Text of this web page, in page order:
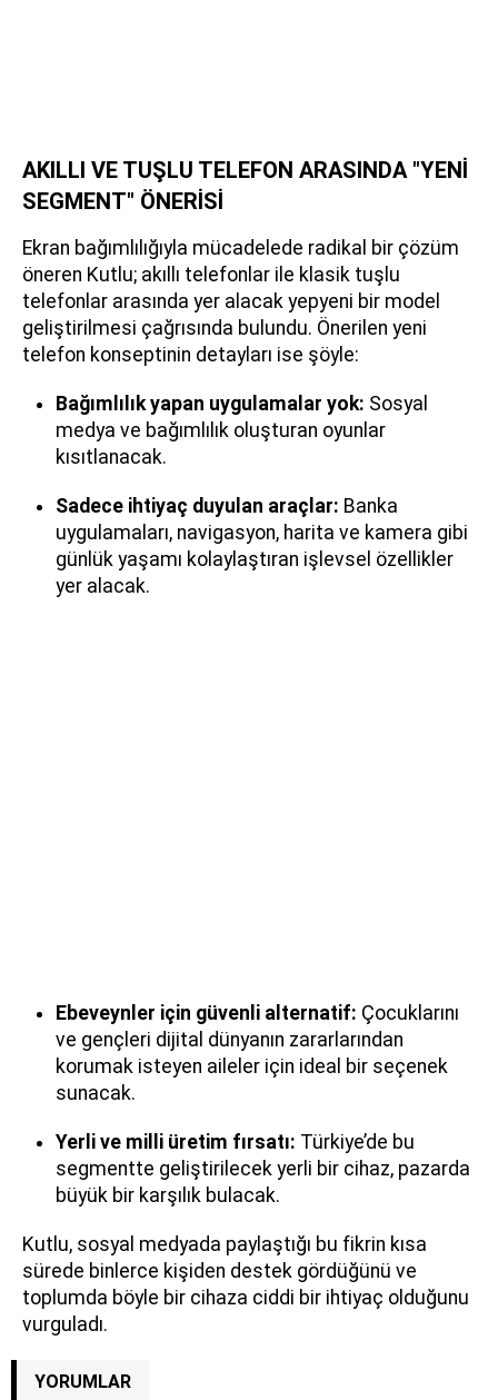
AKILLI VE TUŞLU TELEFON ARASINDA "YENİ
SEGMENT" ÖNERİSİ
Ekran bağımlılığıyla mücadelede radikal bir çözüm
öneren Kutlu; akıllı telefonlar ile klasik tuşlu
telefonlar arasında yer alacak yepyeni bir model
geliştirilmesi çağrısında bulundu. Önerilen yeni
telefon konseptinin detayları ise şöyle:
Bağımlılık yapan uygulamalar yok: Sosyal
medya ve bağımlılık oluşturan oyunlar
kısıtlanacak.
Sadece ihtiyaç duyulan araçlar: Banka
uygulamaları, navigasyon, harita ve kamera gibi
günlük yaşamı kolaylaştıran işlevsel özellikler
yer alacak.
Ebeveynler için güvenli alternatif: Çocuklarını
ve gençleri dijital dünyanın zararlarından
korumak isteyen aileler için ideal bir seçenek
sunacak.
Yerli ve milli üretim fırsatı: Türkiye’de bu
segmentte geliştirilecek yerli bir cihaz, pazarda
büyük bir karşılık bulacak.
Kutlu, sosyal medyada paylaştığı bu fikrin kısa
sürede binlerce kişiden destek gördüğünü ve
toplumda böyle bir cihaza ciddi bir ihtiyaç olduğunu
vurguladı.
YORUMLAR